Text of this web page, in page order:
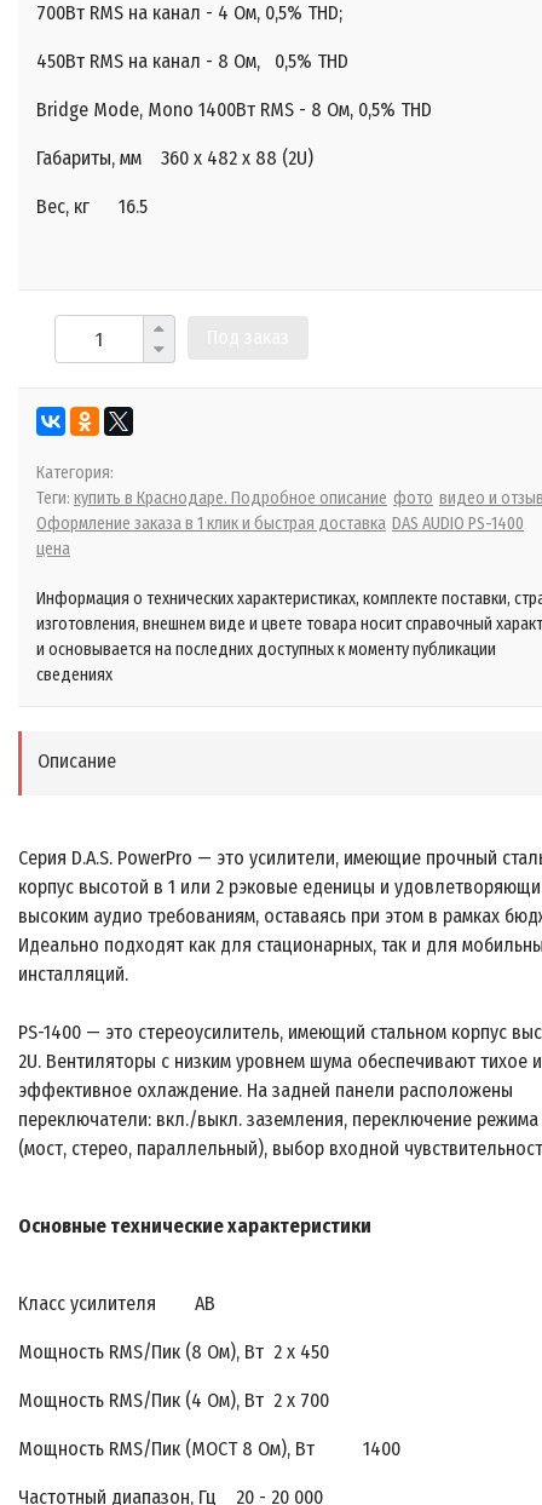
700Вт RMS на канал - 4 Ом, 0,5% THD;
450Вт RMS на канал - 8 Ом, 0,5% THD
Bridge Mode, Mono 1400Вт RMS - 8 Ом, 0,5% THD
Габариты, мм 360 x 482 x 88 (2U)
Вес, кг 16.5
Категория:
Теги: купить в Краснодаре. Подробное описание фото видео и
Оформление заказа в 1 клик и быстрая доставка DAS AUDIO PS-1400
цена
Информация о технических характеристиках, комплекте поставки,
изготовления, внешнем виде и цвете товара носит справочный
и основывается на последних доступных к моменту публикации
сведениях
Описание
Серия D.A.S. PowerPro — это усилители, имеющие прочный
корпус высотой в 1 или 2 рэковые еденицы и
высоким аудио требованиям, оставаясь при этом в рамках
Идеально подходят как для стационарных, так и для
инсталляций.
PS-1400 — это стереоусилитель, имеющий стальном корпус
2U. Вентиляторы с низким уровнем шума обеспечивают тихое и
эффективное охлаждение. На задней панели расположены
переключатели: вкл./выкл. заземления, переключение режима
(мост, стерео, параллельный), выбор входной
Основные технические характеристики
Класс усилителя AB
Мощность RMS/Пик (8 Ом), Вт 2 x 450
Мощность RMS/Пик (4 Ом), Вт 2 x 700
Мощность RMS/Пик (МОСТ 8 Ом), Вт 1400
Частотный диапазон, Гц 20 - 20 000